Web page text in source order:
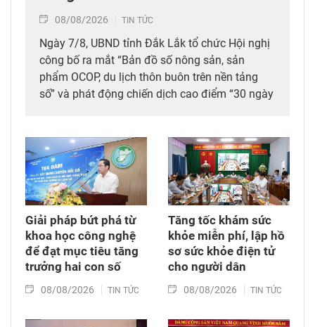
08/08/2026 TIN TỨC
Ngày 7/8, UBND tỉnh Đắk Lắk tổ chức Hội nghị
công bố ra mắt “Bản đồ số nông sản, sản
phẩm OCOP, du lịch thôn buôn trên nền tảng
số” và phát động chiến dịch cao điểm “30 ngày
sầu riêng trên địa bàn tỉnh. Đây được xem là
bước đi chiến lược nhằm tích hợp đồng bộ
công nghệ số vào chuỗi giá trị nông nghiệp và
phát triển nông thôn địa phương.
Giải pháp bứt phá từ
khoa học công nghệ
để đạt mục tiêu tăng
trưởng hai con số
08/08/2026 TIN TỨC
Tăng tốc khám sức
khỏe miễn phí, lập hồ
sơ sức khỏe điện tử
cho người dân
08/08/2026 TIN TỨC